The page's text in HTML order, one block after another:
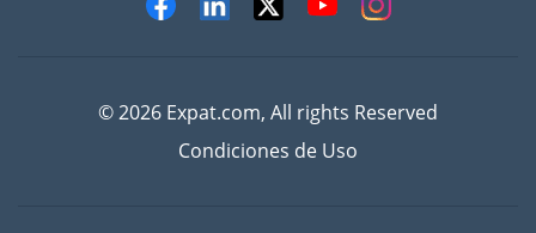
© 2026 Expat.com, All rights Reserved
Condiciones de Uso